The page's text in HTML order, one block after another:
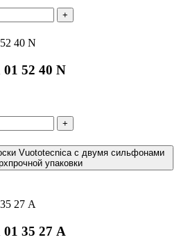
+
52 40 N
+
Vuototecnica с двумя сильфонами
упаковки
35 27 A